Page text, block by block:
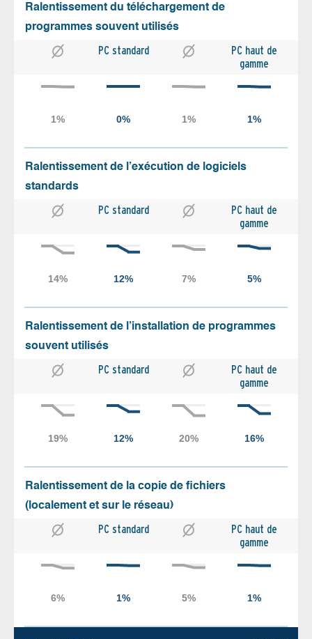
Ralentissement du téléchargement de
programmes souvent utilisés
PC standard
PC haut de
gamme
Ralentissement de l’exécution de logiciels
standards
PC standard
PC haut de
gamme
Ralentissement de l’installation de programmes
souvent utilisés
PC standard
PC haut de
gamme
Ralentissement de la copie de fichiers
(localement et sur le réseau)
PC standard
PC haut de
gamme